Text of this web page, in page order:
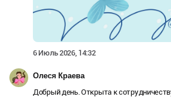
6 Июль 2026, 14:32
Олеся Краева
Добрый день. Открыта к